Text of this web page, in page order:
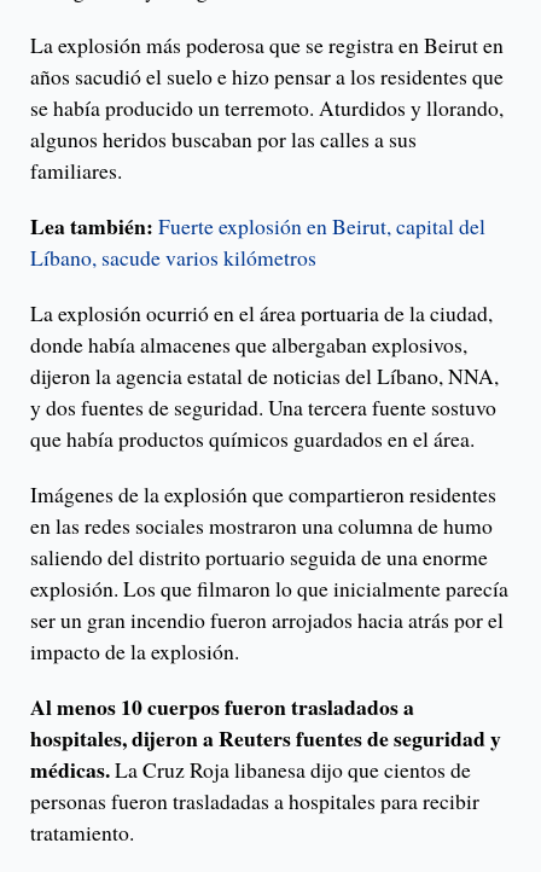
La explosión más poderosa que se registra en Beirut en
años sacudió el suelo e hizo pensar a los residentes que
se había producido un terremoto. Aturdidos y llorando,
algunos heridos buscaban por las calles a sus
familiares.
Lea también: Fuerte explosión en Beirut, capital del
Líbano, sacude varios kilómetros
La explosión ocurrió en el área portuaria de la ciudad,
donde había almacenes que albergaban explosivos,
dijeron la agencia estatal de noticias del Líbano, NNA,
y dos fuentes de seguridad. Una tercera fuente sostuvo
que había productos químicos guardados en el área.
Imágenes de la explosión que compartieron residentes
en las redes sociales mostraron una columna de humo
saliendo del distrito portuario seguida de una enorme
explosión. Los que filmaron lo que inicialmente parecía
ser un gran incendio fueron arrojados hacia atrás por el
impacto de la explosión.
Al menos 10 cuerpos fueron trasladados a
hospitales, dijeron a Reuters fuentes de seguridad y
médicas.La Cruz Roja libanesa dijo que cientos de
personas fueron trasladadas a hospitales para recibir
tratamiento.